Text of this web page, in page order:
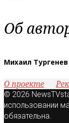
Об
Михаил Тургенев
О проекте
© 2026
использовании
обязательна.